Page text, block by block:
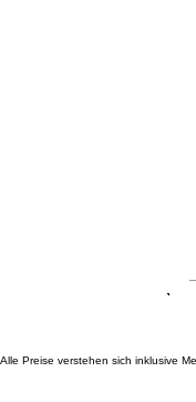
Alle Preise verstehen sich inklusive